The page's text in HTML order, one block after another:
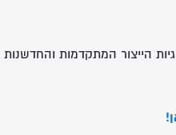
הייצור המתקדמות